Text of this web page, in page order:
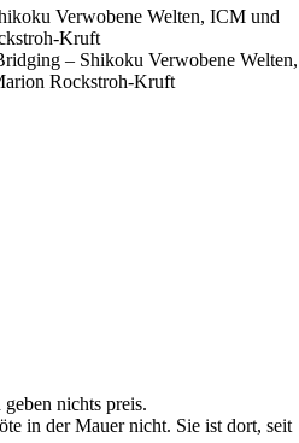
nichts preis.
in der Mauer nicht. Sie ist dort, seit